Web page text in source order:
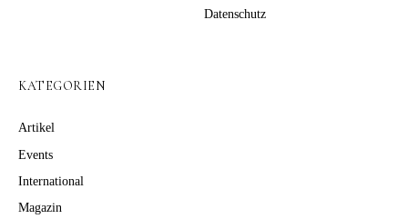
Datenschutz
KATEGORIEN
Artikel
Events
International
Magazin